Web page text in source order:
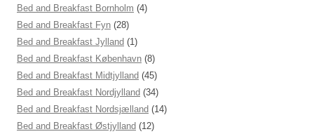
Bed and Breakfast Bornholm (4)
Bed and Breakfast Fyn (28)
Bed and Breakfast Jylland (1)
Bed and Breakfast København (8)
Bed and Breakfast Midtjylland (45)
Bed and Breakfast Nordjylland (34)
Bed and Breakfast Nordsjælland (14)
Bed and Breakfast Østjylland (12)